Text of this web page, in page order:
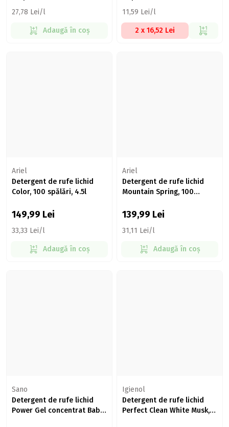
27,78 Lei/l
Adaugă în coș
11,59 Lei/l
2 x 16,52 Lei
Ariel
Detergent de rufe lichid
Color, 100 spălări, 4.5l
149,99 Lei
33,33 Lei/l
Adaugă în coș
Ariel
Detergent de rufe lichid
Mountain Spring, 100
139,99 Lei
31,11 Lei/l
Adaugă în coș
Sano
Detergent de rufe lichid
Power Gel concentrat Baby,
Igienol
Detergent de rufe lichid
Perfect Clean White Musk,